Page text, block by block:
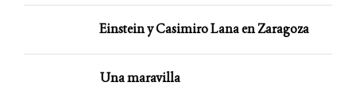
Einstein y Casimiro Lana en Zaragoza
Una maravilla